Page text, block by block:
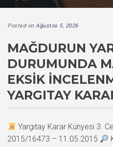
Posted on Ağustos 5, 2026
MAĞDURUN
DURUMUNDA
EKSIK
YARGITAY
Yargıtay Karar Künyesi 3.
2015/16473 – 11.05.2015